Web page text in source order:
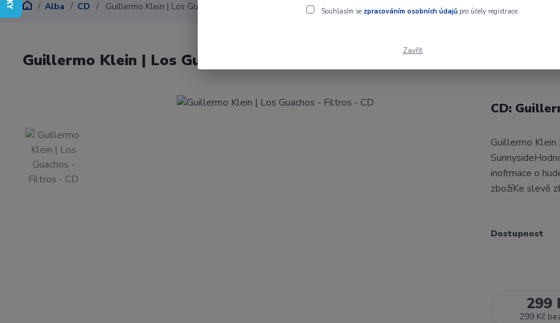
Alba CD Guillermo Klein | Los Guachos - Filtros - CD
Guillermo Klein | Los Guachos - Filtros - CD
CD:
Guillermo
inofrmace o
zbožíKe slevě
Dostupnost
299
299 Kč
Souhlasím se zpracováním osobních údajůpro účely registrace.
Zavřít